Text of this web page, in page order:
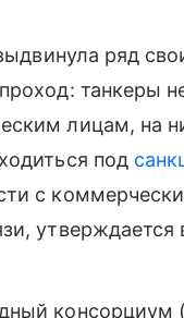
ряд
танкеры
лицам, на
под
с
утверждается